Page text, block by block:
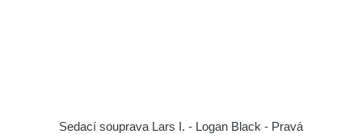
Sedací souprava Lars I. - Logan Black - Pravá